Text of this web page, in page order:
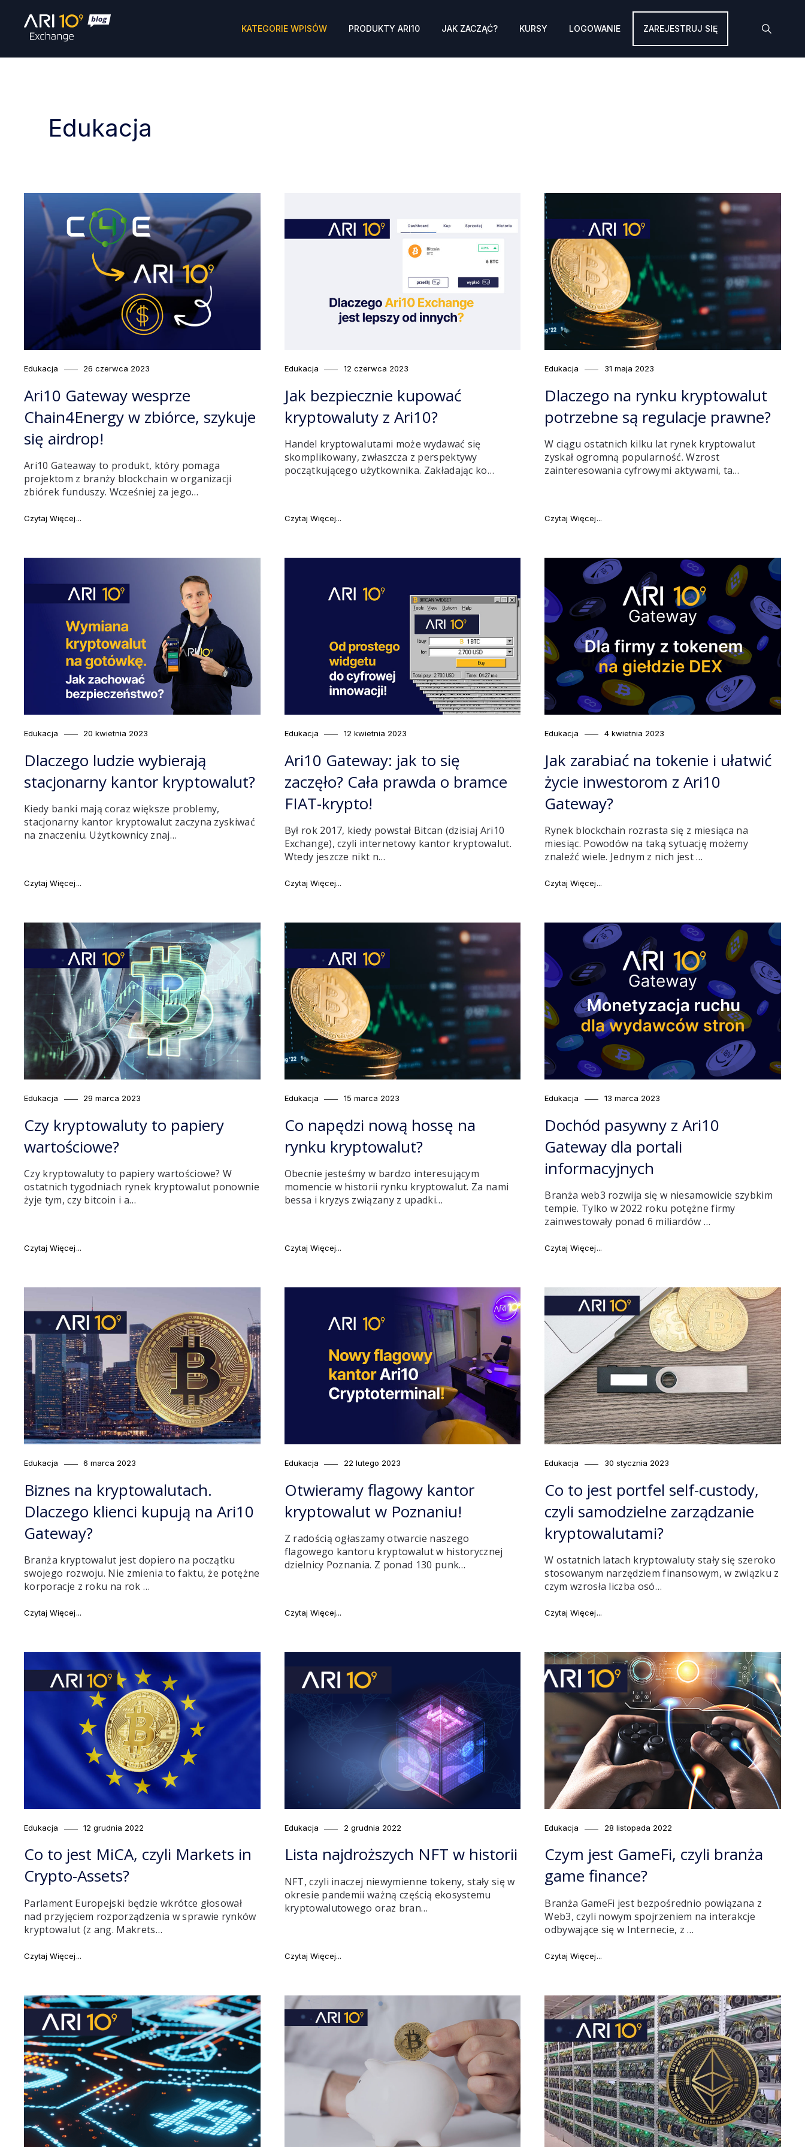
KATEGORIE WPISÓW PRODUKTY ARI10 JAK ZACZĄĆ? KURSY LOGOWANIE ZAREJESTRUJ SIĘ
Edukacja
Category
Edukacja
Posted
26 czerwca 2023
Ari10 Gateway wesprze
Chain4Energy w zbiórce, szykuje
się airdrop!
Ari10 Gateaway to produkt, który pomaga
projektom z branży blockchain w organizacji
zbiórek funduszy. Wcześniej za jego…
Czytaj Więcej "Ari10 Gateway wesprze Chain4Energy w zbiórce, szykuje się airdrop!"
Category
Edukacja
Posted
12 czerwca 2023
Jak bezpiecznie kupować
kryptowaluty z Ari10?
Handel kryptowalutami może wydawać się
skomplikowany, zwłaszcza z perspektywy
początkującego użytkownika. Zakładając ko…
Czytaj Więcej"Jak bezpiecznie kupować kryptowaluty z Ari10?"
Category
Edukacja
Posted
31 maja 2023
Dlaczego na rynku kryptowalut
potrzebne są regulacje prawne?
W ciągu ostatnich kilku lat rynek kryptowalut
zyskał ogromną popularność. Wzrost
zainteresowania cyfrowymi aktywami, ta…
Czytaj Więcej
Category
Edukacja
Posted
20 kwietnia 2023
Dlaczego ludzie wybierają
stacjonarny kantor kryptowalut?
Kiedy banki mają coraz większe problemy,
stacjonarny kantor kryptowalut zaczyna zyskiwać
na znaczeniu. Użytkownicy znaj…
Czytaj Więcej "Dlaczego ludzie wybierają stacjonarny kantor kryptowalut?"
Category
Edukacja
Posted
12 kwietnia 2023
Ari10 Gateway: jak to się
zaczęło? Cała prawda o bramce
FIAT-krypto!
Był rok 2017, kiedy powstał Bitcan (dzisiaj Ari10
Exchange), czyli internetowy kantor kryptowalut.
Wtedy jeszcze nikt n…
Czytaj Więcej"Ari10 Gateway: jak to się zaczęło? Cała prawda o bramce FIAT-krypto!"
Category
Edukacja
Posted
4 kwietnia 2023
Jak zarabiać na tokenie i ułatwić
życie inwestorom z Ari10
Gateway?
Rynek blockchain rozrasta się z miesiąca na
miesiąc. Powodów na taką sytuację możemy
znaleźć wiele. Jednym z nich jest …
Czytaj Więcej
Category
Edukacja
Posted
29 marca 2023
Czy kryptowaluty to papiery
wartościowe?
Czy kryptowaluty to papiery wartościowe? W
ostatnich tygodniach rynek kryptowalut ponownie
żyje tym, czy bitcoin i a…
Czytaj Więcej
Category
Edukacja
Posted
15 marca 2023
Co napędzi nową hossę na
rynku kryptowalut?
Obecnie jesteśmy w bardzo interesującym
momencie w historii rynku kryptowalut. Za nami
bessa i kryzys związany z upadki…
Czytaj Więcej"Co napędzi nową hossę na rynku kryptowalut?"
Category
Edukacja
Posted
13 marca 2023
Dochód pasywny z Ari10
Gateway dla portali
informacyjnych
Branża web3 rozwija się w niesamowicie szybkim
tempie. Tylko w 2022 roku potężne firmy
zainwestowały ponad 6 miliardów …
Czytaj Więcej
Category
Edukacja
Posted
6 marca 2023
Biznes na kryptowalutach.
Dlaczego klienci kupują na Ari10
Gateway?
Branża kryptowalut jest dopiero na początku
swojego rozwoju. Nie zmienia to faktu, że potężne
korporacje z roku na rok …
Czytaj Więcej "Biznes na kryptowalutach. Dlaczego klienci kupują na Ari10 Gateway?"
Category
Edukacja
Posted
22 lutego 2023
Otwieramy flagowy kantor
kryptowalut w Poznaniu!
Z radością ogłaszamy otwarcie naszego
flagowego kantoru kryptowalut w historycznej
dzielnicy Poznania. Z ponad 130 punk…
Czytaj Więcej"Otwieramy flagowy kantor kryptowalut w Poznaniu!"
Category
Edukacja
Posted
30 stycznia 2023
Co to jest portfel self-custody,
czyli samodzielne zarządzanie
kryptowalutami?
W ostatnich latach kryptowaluty stały się szeroko
stosowanym narzędziem finansowym, w związku z
czym wzrosła liczba osó…
Czytaj Więcej
Category
Edukacja
Posted
12 grudnia 2022
Co to jest MiCA, czyli Markets in
Crypto-Assets?
Parlament Europejski będzie wkrótce głosował
nad przyjęciem rozporządzenia w sprawie rynków
kryptowalut (z ang. Makrets…
Czytaj Więcej
Category
Edukacja
Posted
2 grudnia 2022
Lista najdroższych NFT w historii
NFT, czyli inaczej niewymienne tokeny, stały się w
okresie pandemii ważną częścią ekosystemu
kryptowalutowego oraz bran…
Czytaj Więcej"Lista najdroższych NFT w historii"
Category
Edukacja
Posted
28 listopada 2022
Czym jest GameFi, czyli branża
game finance?
Branża GameFi jest bezpośrednio powiązana z
Web3, czyli nowym spojrzeniem na interakcje
odbywające się w Internecie, z …
Czytaj Więcej